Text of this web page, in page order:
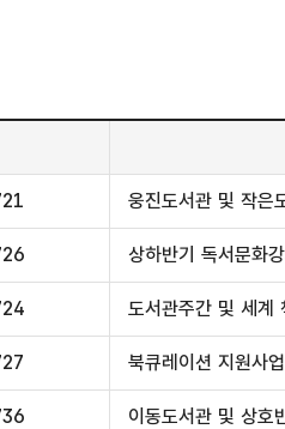
웅진도서관 및 작은
상하반기 독서문화
도서관주간 및 세계
북큐레이션 지원사
이동도서관 및 상호